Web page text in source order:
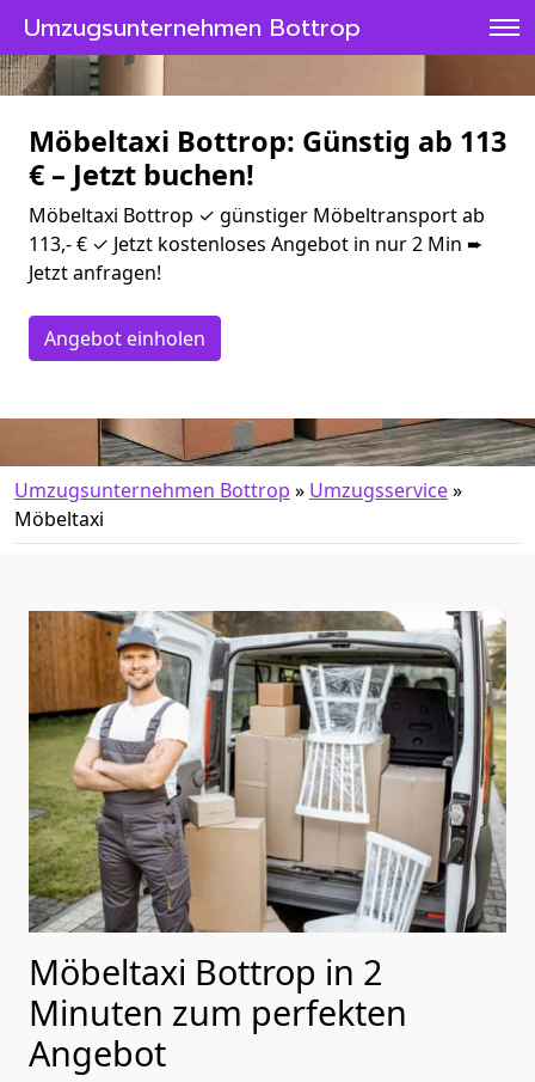
Umzugsunternehmen Bottrop
Möbeltaxi Bottrop: Günstig ab 113
€ – Jetzt buchen!
Möbeltaxi Bottrop ✓ günstiger Möbeltransport ab
113,- € ✓ Jetzt kostenloses Angebot in nur 2 Min ➨
Jetzt anfragen!
Angebot einholen
Umzugsunternehmen Bottrop » Umzugsservice»
Möbeltaxi
Möbeltaxi Bottrop in 2
Minuten zum perfekten
Angebot